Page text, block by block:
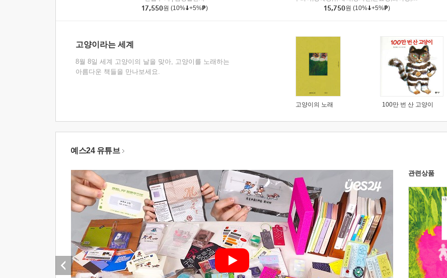
17,550원 (10% +5% )
15,750원 (10% +5% )
고양이라는 세계
8월 8일 세계 고양이의 날을 맞아, 고양이를 노래하는
아름다운 책들을 만나보세요.
고양이의 노래 100만 번 산 고양이
예스24 유튜브
관련상품